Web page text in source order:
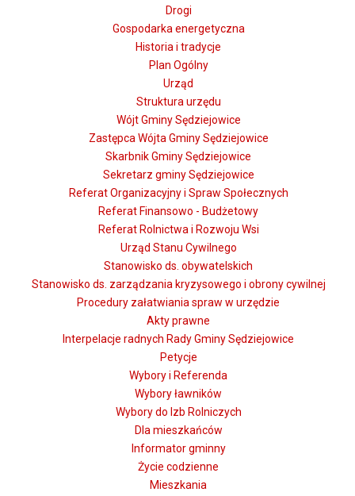
Drogi
Gospodarka energetyczna
Historia i tradycje
Plan Ogólny
Urząd
Struktura urzędu
Wójt Gminy Sędziejowice
Zastępca Wójta Gminy Sędziejowice
Skarbnik Gminy Sędziejowice
Sekretarz gminy Sędziejowice
Referat Organizacyjny i Spraw Społecznych
Referat Finansowo - Budżetowy
Referat Rolnictwa i Rozwoju Wsi
Urząd Stanu Cywilnego
Stanowisko ds. obywatelskich
Stanowisko ds. zarządzania kryzysowego i obrony cywilnej
Procedury załatwiania spraw w urzędzie
Akty prawne
Interpelacje radnych Rady Gminy Sędziejowice
Petycje
Wybory i Referenda
Wybory ławników
Wybory do Izb Rolniczych
Dla mieszkańców
Informator gminny
Życie codzienne
Mieszkania